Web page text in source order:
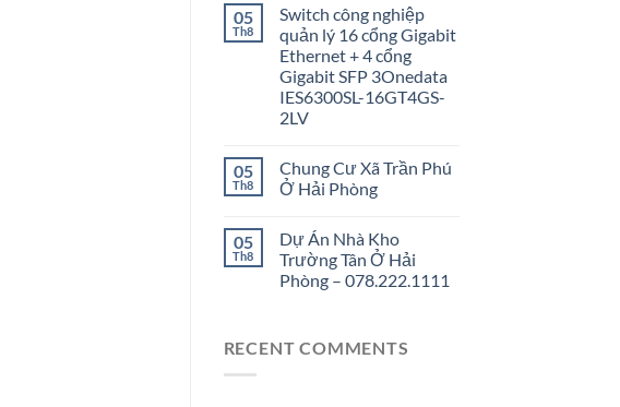
05
Th8
Switch công nghiệp
quản lý 16 cổng Gigabit
Ethernet + 4 cổng
Gigabit SFP 3Onedata
IES6300SL-16GT4GS-
2LV
05
Th8
Chung Cư Xã Trần Phú
Ở Hải Phòng
05
Th8
Dự Án Nhà Kho
Trường Tân Ở Hải
Phòng – 078.222.1111
RECENT COMMENTS